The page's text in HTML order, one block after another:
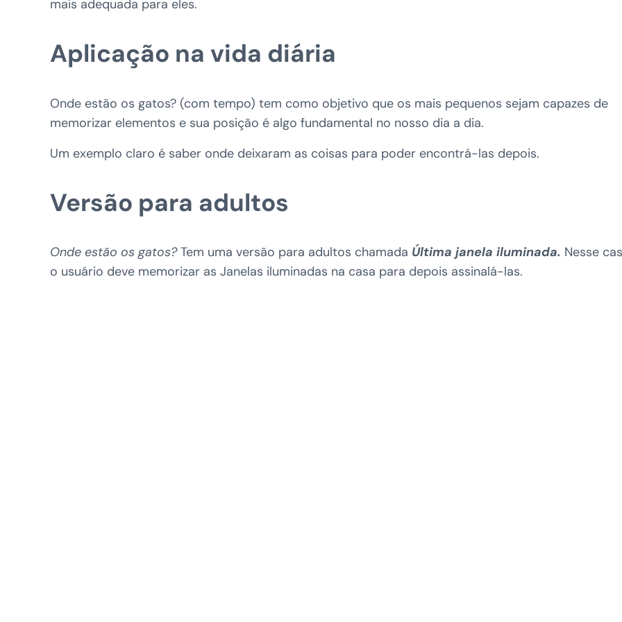
mais adequada para eles.
Aplicação na vida diária
Onde estão os gatos? (com tempo) tem como objetivo que os mais pequenos sejam capazes de
memorizar elementos e sua posição é algo fundamental no nosso dia a dia.
Um exemplo claro é saber onde deixaram as coisas para poder encontrá-las depois.
Versão para adultos
Onde estão os gatos?Tem uma versão para adultos chamada Última janela iluminada. Nesse
o usuário deve memorizar as Janelas iluminadas na casa para depois assinalá-las.